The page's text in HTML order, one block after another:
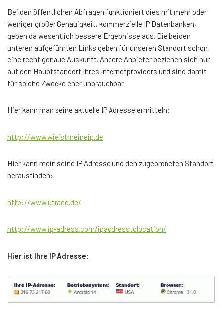
Bei den öffentlichen Abfragen funktioniert dies mit mehr oder
weniger großer Genauigkeit, kommerzielle IP Datenbanken,
geben da wesentlich bessere Ergebnisse aus. Die beiden
unteren aufgeführten Links geben für unseren Standort schon
eine recht genaue Auskunft. Andere Anbieter beziehen sich nur
auf den Hauptstandort Ihres Internetproviders und sind damit
für solche Zwecke eher unbrauchbar.
Hier kann man seine aktuelle IP Adresse ermitteln:
http://www.wieistmeineip.de
HIer kann mein seine IP Adresse und den zugeordneten Standort
herausfinden:
http://www.utrace.de/
http://www.ip-adress.com/ipaddresstolocation/
Hier ist Ihre IP Adresse: